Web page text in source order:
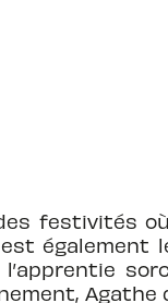
festivités
également
Agathe